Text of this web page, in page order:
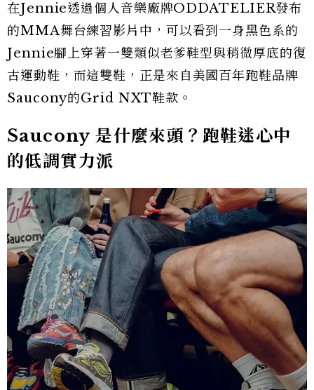
在Jennie透過個人音樂廠牌ODDATELIER發布
的MMA舞台練習影片中，可以看到一身黑色系的
Jennie腳上穿著一雙類似老爹鞋型與稍微厚底的復
古運動鞋，而這雙鞋，正是來自美國百年跑鞋品牌
Saucony的Grid NXT鞋款。
Saucony 是什麼來頭？跑鞋迷心中
的低調實力派